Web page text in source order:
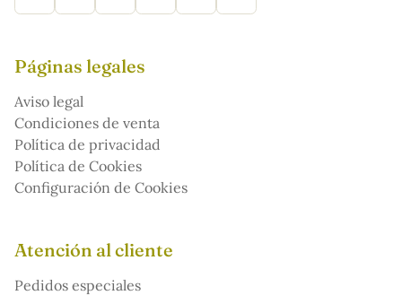
Páginas legales
Aviso legal
Condiciones de venta
Política de privacidad
Política de Cookies
Configuración de Cookies
Atención al cliente
Pedidos especiales